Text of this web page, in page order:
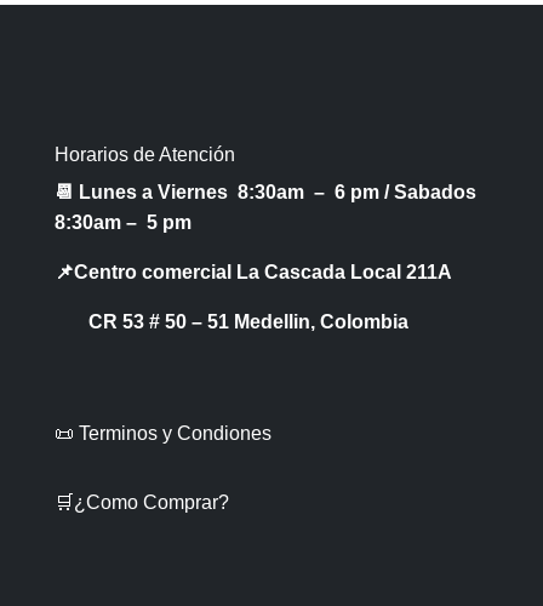
Horarios de Atención
📆 Lunes a Viernes 8:30am – 6 pm /Sabados
8:30am – 5 pm
📌Centro comercial La Cascada Local 211A
CR 53 # 50 – 51 Medellin, Colombia
📜 Terminos y Condiones
🛒¿Como Comprar?